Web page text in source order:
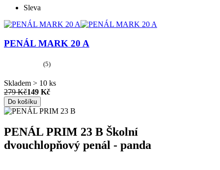
Sleva
PENÁL MARK 20 A
(5)
Skladem > 10 ks
279 Kč149 Kč
Do košíku
PENÁL PRIM 23 B Školní
dvouchlopňový penál - panda